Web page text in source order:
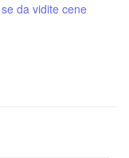
da vidite cene